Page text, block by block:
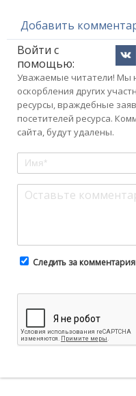
Добавить
Войти с
помощью:
Уважаемые читатели! Мы
оскорбления других
ресурсы, враждебные
посетителей ресурса.
сайта, будут удалены.
Следить за